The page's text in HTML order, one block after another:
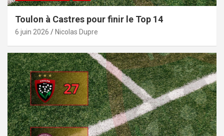
Toulon à Castres pour finir le Top 14
6 juin 2026 Nicolas Dupre